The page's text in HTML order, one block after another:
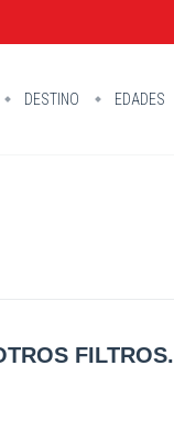
DESTINO EDADES
FILTROS.